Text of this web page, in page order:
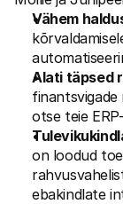
Vähem
Alati täpsed
finantsvigade
otse teie
on loodud
ebakindlate